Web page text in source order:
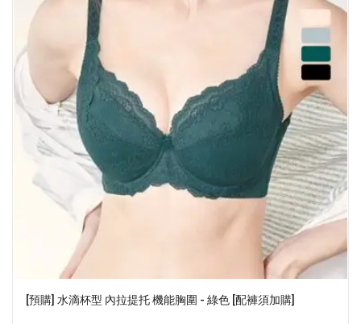
[預購] 水滴杯型 內拉提托 機能胸圍 - 綠色 [配褲須加購]